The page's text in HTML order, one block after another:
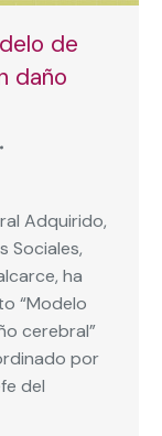
de
daño
Adquirido,
Sociales,
ha
“Modelo
cerebral”
por
del